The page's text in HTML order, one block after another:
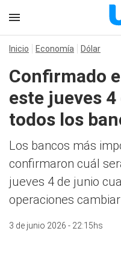
Inicio Economía Dólar
Confirmado
este jueves
todos los
Los bancos más
confirmaron cuál
jueves 4 de junio
operaciones
3 de junio 2026 - 22:15hs